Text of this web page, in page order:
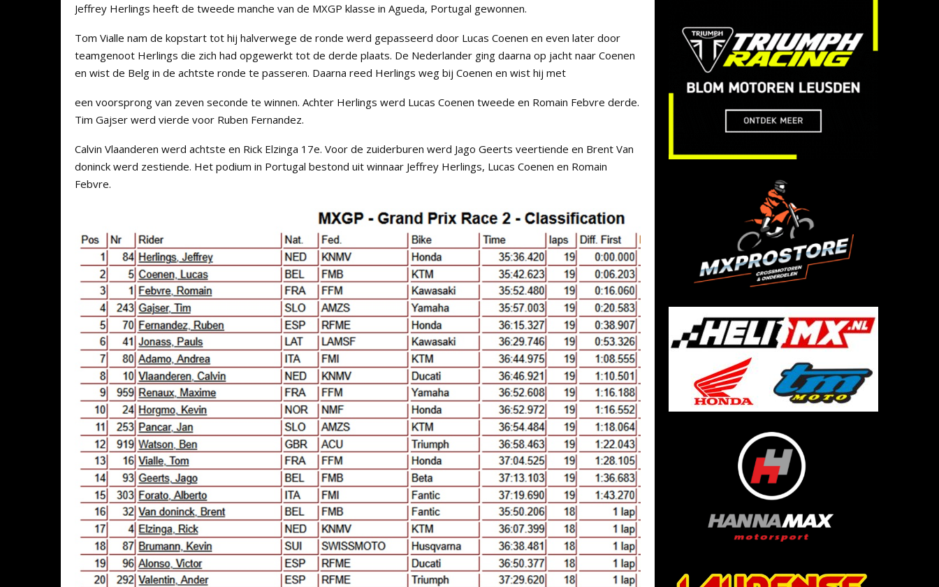
Jeffrey Herlings heeft de tweede manche van de MXGP klasse in Agueda, Portugal gewonnen.
Tom Vialle nam de kopstart tot hij halverwege de ronde werd gepasseerd door Lucas Coenen en even later door
teamgenoot Herlings die zich had opgewerkt tot de derde plaats. De Nederlander ging daarna op jacht naar Coenen
en wist de Belg in de achtste ronde te passeren. Daarna reed Herlings weg bij Coenen en wist hij met
een voorsprong van zeven seconde te winnen. Achter Herlings werd Lucas Coenen tweede en Romain Febvre derde.
Tim Gajser werd vierde voor Ruben Fernandez.
Calvin Vlaanderen werd achtste en Rick Elzinga 17e. Voor de zuiderburen werd Jago Geerts veertiende en Brent Van
doninck werd zestiende. Het podium in Portugal bestond uit winnaar Jeffrey Herlings, Lucas Coenen en Romain
Febvre.